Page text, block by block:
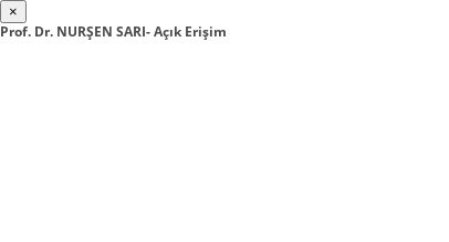
×
Prof. Dr. NURŞEN SARI- Açık Erişim